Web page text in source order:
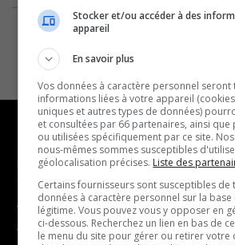
NOUVELLES
- Affaires municipales
- Communauté / Social
-
- Joué
Stocker et/ou accéder à des
appareil
En savoir plus
Vos données à caractère personnel seront
informations liées à votre appareil
uniques et autres types de données)
et consultées par 66 partenaires, ainsi que
ou utilisées spécifiquement par ce site.
nous-mêmes sommes susceptibles
géolocalisation précises. Liste des
Certains fournisseurs sont susceptibles de
données à caractère personnel sur la
légitime. Vous pouvez vous y opposer en
ci-dessous. Recherchez un lien en bas de
le menu du site pour gérer ou retirer votre